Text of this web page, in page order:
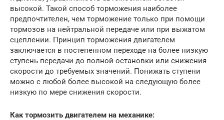
высокой. Такой способ торможения наиболее
предпочтителен, чем торможение только при помощи
тормозов на нейтральной передаче или при выжатом
сцеплении. Принцип торможения двигателем
заключается в постепенном переходе на более низкую
ступень передачи до полной остановки или снижения
скорости до требуемых значений. Понижать ступени
можно с любой более высокой на следующую более
низкую по мере снижения скорости.
Как тормозить двигателем на механике: